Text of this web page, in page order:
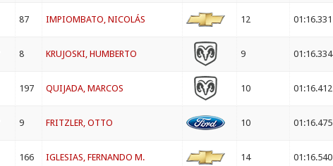
87 IMPIOMBATO, NICOLÁS 12 01:16.331
8 KRUJOSKI, HUMBERTO 9 01:16.334
197 QUIJADA, MARCOS 10 01:16.412
9 FRITZLER, OTTO 10 01:16.475
166 IGLESIAS, FERNANDO M. 14 01:16.540